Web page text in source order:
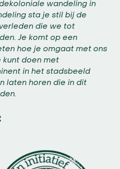
wandeling in
sta je stil bij de
die we tot
Je komt op een
hoe je omgaat met ons
kunt doen met
in het stadsbeeld
laten horen die in dit